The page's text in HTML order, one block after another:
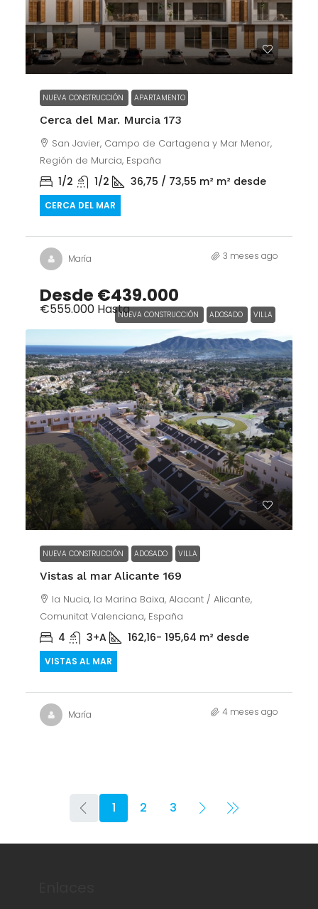
NUEVA CONSTRUCCIÓN APARTAMENTO
Cerca del Mar. Murcia 173
San Javier, Campo de Cartagena y Mar Menor,
Región de Murcia, España
1/2 1/2 36,75 / 73,55 m² m² desde
CERCA DEL MAR
María 3 meses ago
NUEVA CONSTRUCCIÓN ADOSADO VILLA
Desde €439.000
€555.000 Hasta
NUEVA CONSTRUCCIÓN ADOSADO VILLA
Vistas al mar Alicante 169
la Nucia, la Marina Baixa, Alacant / Alicante,
Comunitat Valenciana, España
4 3+A 162,16- 195,64 m² desde
VISTAS AL MAR
María 4 meses ago
1 2 3